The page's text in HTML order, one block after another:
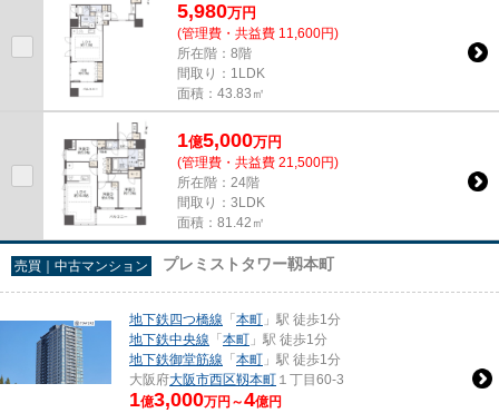
5,980万円
(管理費・共益費 11,600円)
所在階：8階
間取り：1LDK
面積：43.83㎡
1億5,000万円
(管理費・共益費 21,500円)
所在階：24階
間取り：3LDK
面積：81.42㎡
売買｜中古マンション プレミストタワー靱本町
地下鉄四つ橋線 「 本町 」駅 徒歩1分
地下鉄中央線 「 本町 」駅 徒歩1分
地下鉄御堂筋線 「 本町 」駅 徒歩1分
大阪府大阪市西区靱本町 １丁目60-3
1億3,000万円～4億円